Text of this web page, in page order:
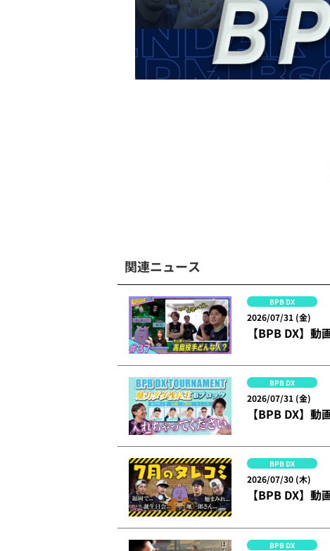
関連ニュース
BPB DX
2026/07/31 (金)
【BPB DX】動
BPB DX
2026/07/31 (金)
【BPB DX】
BPB DX
2026/07/30 (木)
【BPB DX】
BPB DX